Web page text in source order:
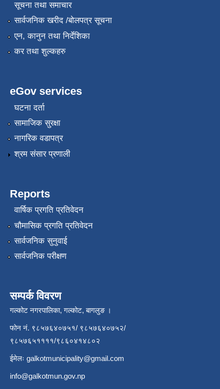
सूचना तथा समाचार
सार्वजनिक खरीद /बोलपत्र सूचना
एन, कानुन तथा निर्देशिका
कर तथा शुल्कहरु
eGov services
घटना दर्ता
सामाजिक सुरक्षा
नागरिक वडापत्र
श्रम संसार प्रणाली
Reports
वार्षिक प्रगति प्रतिवेदन
चौमासिक प्रगति प्रतिवेदन
सार्वजनिक सुनुवाई
सार्वजनिक परीक्षण
सम्पर्क विवरण
गल्कोट नगरपालिका, गल्कोट, बागलुङ ।
फोन नं. ९८५७६४०७५१/ ९८५७६४०७५२/
९८५७६५११११/९८६०४१४८०२
ईमेलः galkotmunicipality@gmail.com
info@galkotmun.gov.np